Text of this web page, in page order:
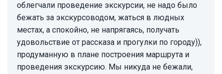
облегчали проведение экскурсии, не надо было
бежать за экскурсоводом, жаться в людных
местах, а спокойно, не напрягаясь, получать
удовольствие от рассказа и прогулки по городу)),
продуманную в плане построения маршрута и
проведения экскурсию. Мы никуда не бежали,